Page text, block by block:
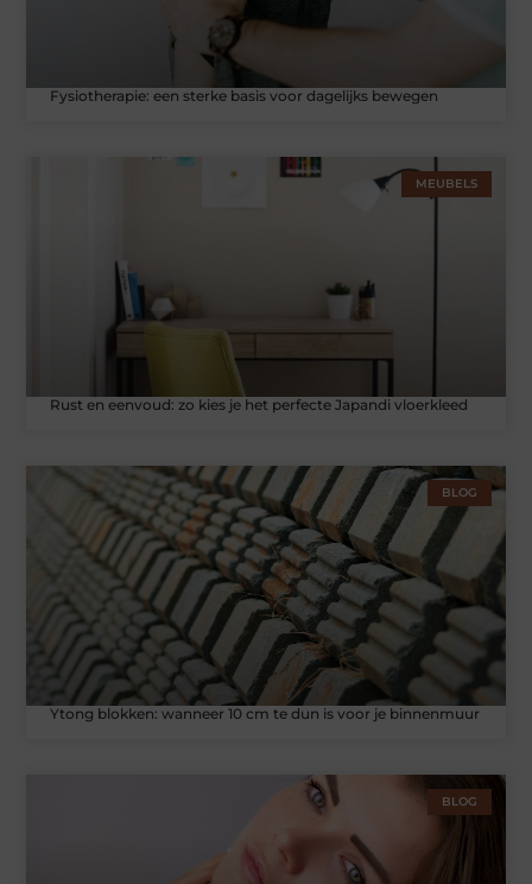
Fysiotherapie: een sterke basis voor dagelijks bewegen
MEUBELS
Rust en eenvoud: zo kies je het perfecte Japandi vloerkleed
BLOG
Ytong blokken: wanneer 10 cm te dun is voor je binnenmuur
BLOG